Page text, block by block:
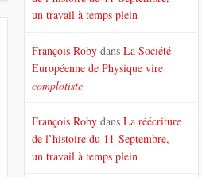
un travail à temps plein
François Roby dansLa Société
Européenne de Physique vire
complotiste
François Roby dansLa réécriture
de l’histoire du 11-Septembre,
un travail à temps plein